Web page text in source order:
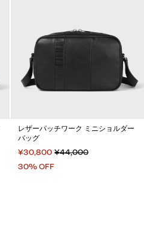
レザーパッチワーク ミニショルダー
バッグ
¥30,800 ¥44,000
30% OFF